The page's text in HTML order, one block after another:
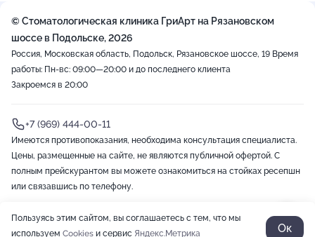
© Стоматологическая клиника ГриАрт на Рязановском
шоссе в Подольске, 2026
Россия, Московская область, Подольск, Рязановское шоссе, 19 Время
работы: Пн-вс: 09:00—20:00 и до последнего клиента
Закроемся в 20:00
+7 (969) 444-00-11
Имеются противопоказания, необходима консультация специалиста.
Цены, размещенные на сайте, не являются публичной офертой. С
полным прейскурантом вы можете ознакомиться на стойках ресепшн
или связавшись по телефону.
2012-2026 © ZOON Разработано в Zoon
Пользуясь этим сайтом, вы соглашаетесь с тем, что мы
используем Cookies и сервис Яндекс.Метрика Ок